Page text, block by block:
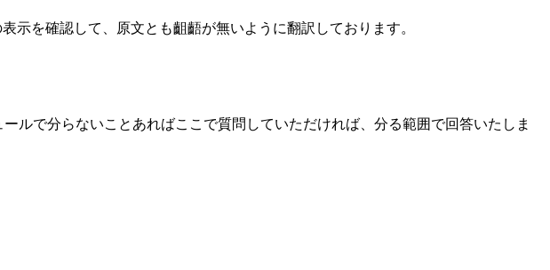
示を確認して、原文とも齟齬が無いように翻訳しております。
ルで分らないことあればここで質問していただければ、分る範囲で回答いたしま